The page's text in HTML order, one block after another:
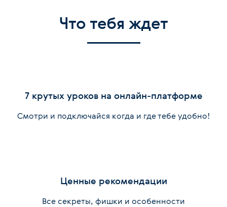
Что тебя ждет
7 крутых уроков на онлайн-платформе
Смотри и подключайся когда и где тебе удобно!
Ценные рекомендации
Все секреты, фишки и особенности